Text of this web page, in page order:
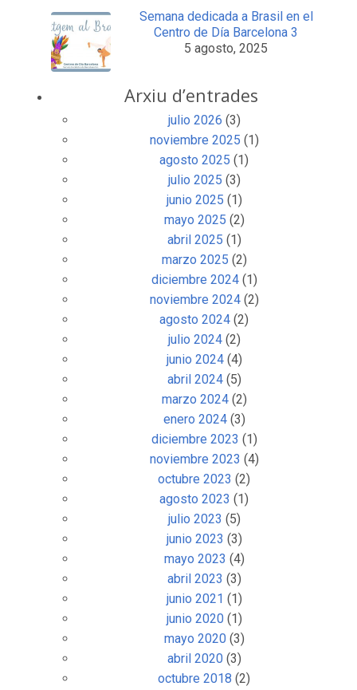
Semana dedicada a Brasil en el
Centro de Día Barcelona 3
5 agosto, 2025
Arxiu d’entrades
julio 2026 (3)
noviembre 2025 (1)
agosto 2025 (1)
julio 2025 (3)
junio 2025 (1)
mayo 2025 (2)
abril 2025 (1)
marzo 2025 (2)
diciembre 2024(1)
noviembre 2024(2)
agosto 2024 (2)
julio 2024(2)
junio 2024(4)
abril 2024(5)
marzo 2024(2)
enero 2024(3)
diciembre 2023 (1)
noviembre 2023 (4)
octubre 2023 (2)
agosto 2023 (1)
julio 2023 (5)
junio 2023 (3)
mayo 2023 (4)
abril 2023 (3)
junio 2021 (1)
junio 2020(1)
mayo 2020(3)
abril 2020(3)
octubre 2018 (2)